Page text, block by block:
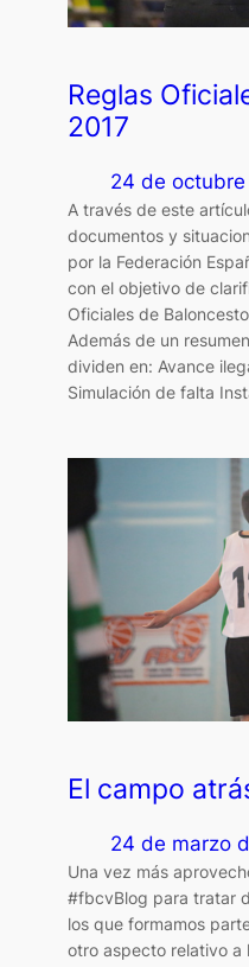
Reglas
2017
24 de octubre
A través de este
documentos y
por la Federación
con el objetivo de
Oficiales de
Además de un
dividen en: Avance
Simulación de falta
El campo
24 de marzo
Una vez más
#fbcvBlog para tratar
los que formamos
otro aspecto relativo a